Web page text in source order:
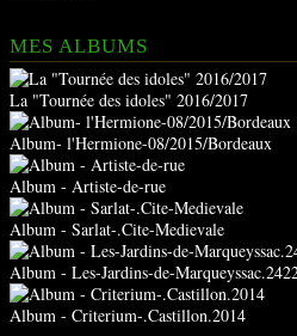
MES ALBUMS
La "Tournée des idoles" 2016/2017
Album- l'Hermione-08/2015/Bordeaux
Album - Artiste-de-rue
Album - Sarlat-.Cite-Medievale
Album - Les-Jardins-de-
Album - Criterium-.Castillon.2014